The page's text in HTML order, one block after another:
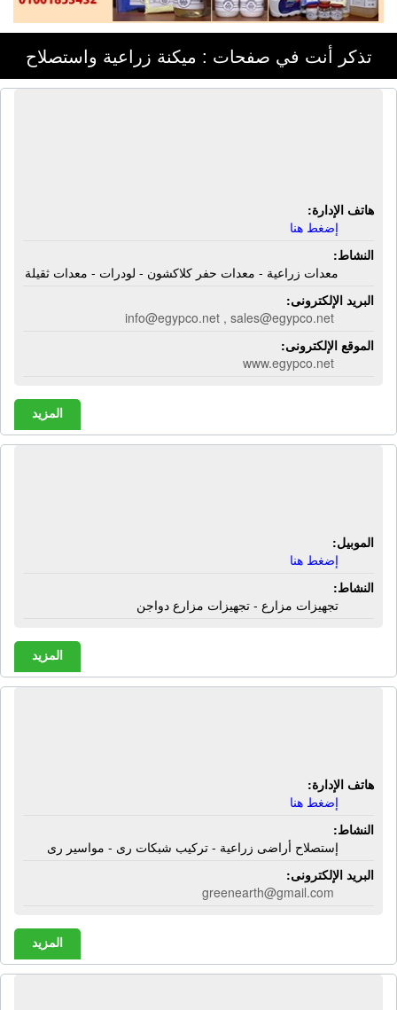
تذكر أنت في صفحات : ميكنة زراعية واستصلاح
هاتف الإدارة:
إضغط هنا
النشاط:
معدات زراعية - معدات حفر كلاكشون - لودرات - معدات ثقيلة
البريد الإلكترونى:
info@egypco.net , sales@egypco.net
الموقع الإلكترونى:
www.egypco.net
المزيد
الموبيل:
إضغط هنا
النشاط:
تجهيزات مزارع - تجهيزات مزارع دواجن
المزيد
هاتف الإدارة:
إضغط هنا
النشاط:
إستصلاح أراضى زراعية - تركيب شبكات رى - مواسير رى
البريد الإلكترونى:
greenearth@gmail.com
المزيد